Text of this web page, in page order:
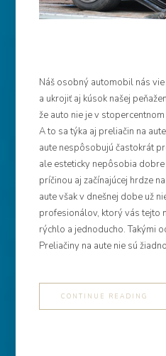
Náš osobný automobil nás
a ukrojiť aj kúsok našej
že auto nie je v
A to sa týka aj preliačin na
aute nespôsobujú častokrát
ale esteticky nepôsobia
príčinou aj začínajúcej hrdze
aute však v dnešnej dobe už
profesionálov, ktorý vás tejto
rýchlo a jednoducho. Takými
Preliačiny na aute nie sú
CONTINUE READING